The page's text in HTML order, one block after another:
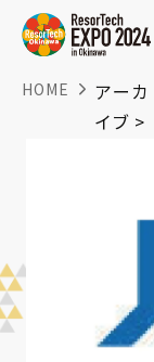
HOME
アーカ
イブ >